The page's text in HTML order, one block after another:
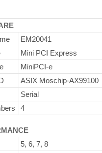
EM20041
Mini PCI Express
MiniPCI-e
ASIX Moschip-AX99100
Serial
4
5, 6, 7, 8